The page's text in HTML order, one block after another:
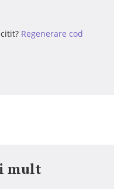
Regenerare cod
mult